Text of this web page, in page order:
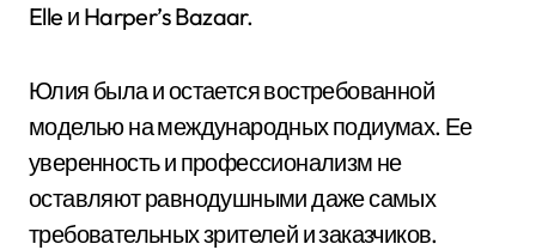
Elle и Harper’s Bazaar.
Юлия была и остается востребованной
моделью на международных подиумах. Ее
уверенность и профессионализм не
оставляют равнодушными даже самых
требовательных зрителей и заказчиков.